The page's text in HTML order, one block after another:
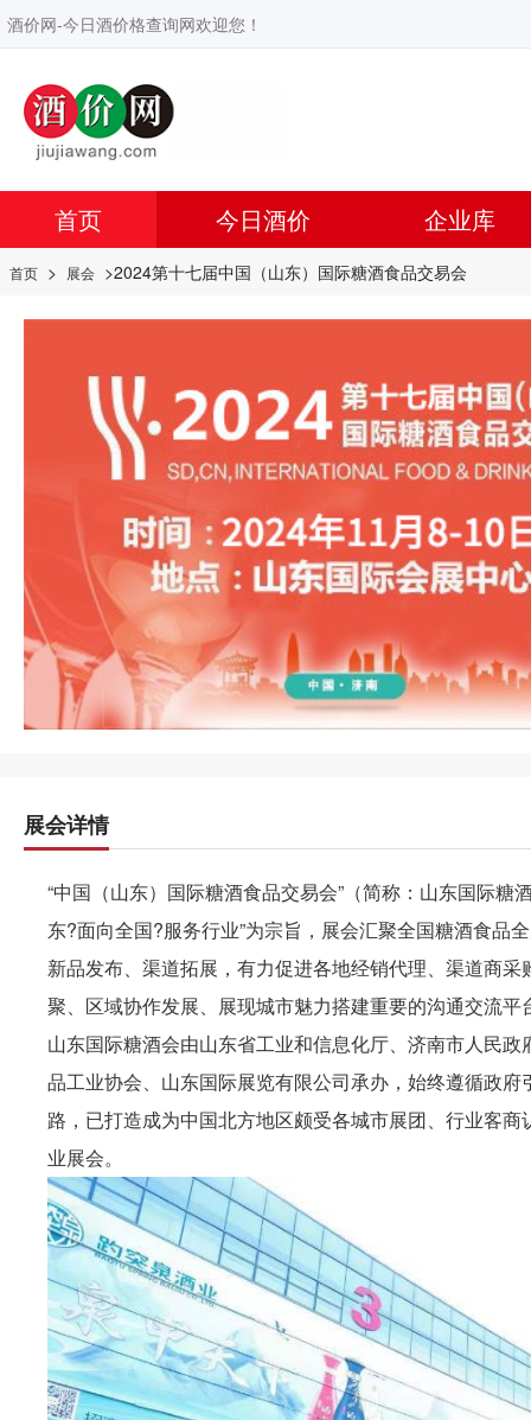
酒价网-今日酒价格查询网欢迎您！
首页 今日酒价 企业库
首页 > 展会 >2024第十七届中国（山东）国际糖酒食品交易会
展会详情
“中国（山东）国际糖酒食品交易会”（简称：山东国际
东?面向全国?服务行业”为宗旨，展会汇聚全国糖酒食品
新品发布、渠道拓展，有力促进各地经销代理、渠道商
聚、区域协作发展、展现城市魅力搭建重要的沟通交流平
山东国际糖酒会由山东省工业和信息化厅、济南市人民
品工业协会、山东国际展览有限公司承办，始终遵循政
路，已打造成为中国北方地区颇受各城市展团、行业客
业展会。